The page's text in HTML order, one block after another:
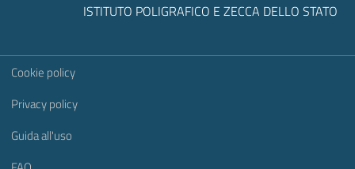
ISTITUTO POLIGRAFICO E ZECCA DELLO STATO
Sezione Link Utili
Cookie policy
Privacy policy
Guida all'uso